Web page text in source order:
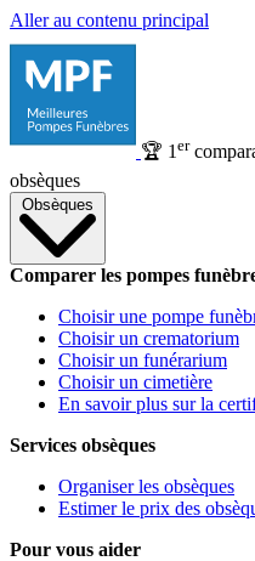
Aller au contenu principal
🏆 1 er
obsèques
Obsèques
Comparer les pompes
Choisir une pompe
Choisir un crematorium
Choisir un funérarium
Choisir un cimetière
En savoir plus sur la
Services obsèques
Organiser les obsèques
Estimer le prix des
Pour vous aider